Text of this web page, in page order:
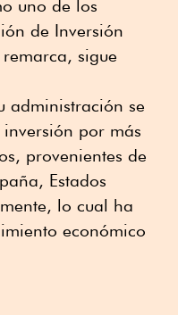
uno de los
de Inversión
sigue
administración se
por más
provenientes de
Estados
lo cual ha
económico